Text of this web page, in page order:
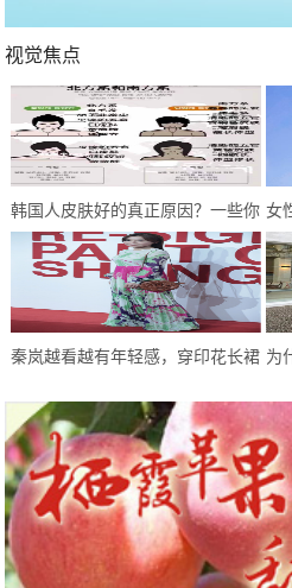
视觉焦点
韩国人皮肤好的真正原因？一些你
没听过的护肤事实
女
能
秦岚越看越有年轻感，穿印花长裙 为